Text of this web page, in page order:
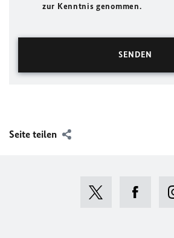
zur Kenntnis genommen.
Seite teilen